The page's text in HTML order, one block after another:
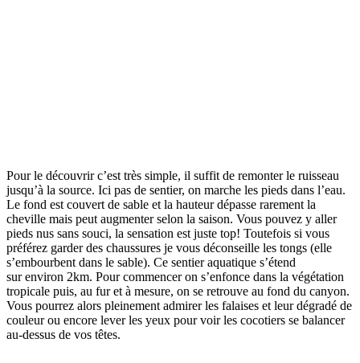
Pour le découvrir c’est très simple, il suffit de remonter le ruisseau
jusqu’à la source. Ici pas de sentier, on marche les pieds dans l’eau.
Le fond est couvert de sable et la hauteur dépasse rarement la
cheville mais peut augmenter selon la saison. Vous pouvez y aller
pieds nus sans souci, la sensation est juste top! Toutefois si vous
préférez garder des chaussures je vous déconseille les tongs (elle
s’embourbent dans le sable). Ce sentier aquatique s’étend
sur environ 2km. Pour commencer on s’enfonce dans la végétation
tropicale puis, au fur et à mesure, on se retrouve au fond du canyon.
Vous pourrez alors pleinement admirer les falaises et leur dégradé de
couleur ou encore lever les yeux pour voir les cocotiers se balancer
au-dessus de vos têtes.